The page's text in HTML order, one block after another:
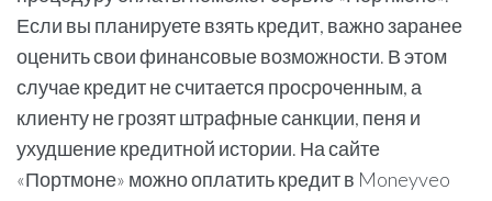
Если вы планируете взять кредит, важно заранее
оценить свои финансовые возможности. В этом
случае кредит не считается просроченным, а
клиенту не грозят штрафные санкции, пеня и
ухудшение кредитной истории. На сайте
«Портмоне» можно оплатить кредит в Moneyveo